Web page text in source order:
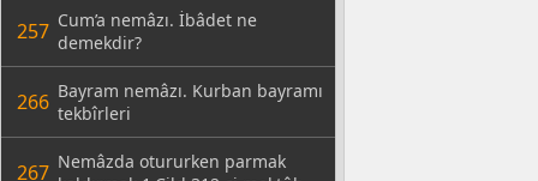
257 Cum’a nemâzı. İbâdet ne
demekdir?
266 Bayram nemâzı. Kurban bayramı
tekbîrleri
267 Nemâzda otururken parmak